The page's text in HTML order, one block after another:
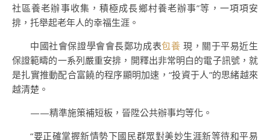
社區養老辦事收集，積極成長鄉村養老辦事”等，一項項安
排，托舉起老年人的幸福生涯。
中國社會保證學會會長鄭功成表包養 現，關于平易近生
保證範疇的一系列嚴重安排，開釋出非常明白的電子訊號，就
是扎實推動配合富饒的程序顯明加速，“投資于人”的思緒越來
越清楚。
——精準施策補短板，晉陞公共辦事均等化。
“要正確掌握新情勢下國民群眾對美妙生涯新等待和平易